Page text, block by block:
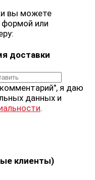
вы можете
формой или
доставки
я даю
данных и
.
клиенты)